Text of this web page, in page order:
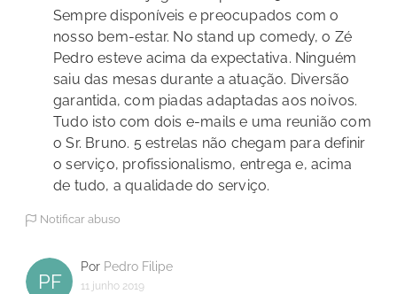
Sempre disponíveis e preocupados com o
nosso bem-estar. No stand up comedy, o Zé
Pedro esteve acima da expectativa. Ninguém
saiu das mesas durante a atuação. Diversão
garantida, com piadas adaptadas aos noivos.
Tudo isto com dois e-mails e uma reunião com
o Sr. Bruno. 5 estrelas não chegam para definir
o serviço, profissionalismo, entrega e, acima
de tudo, a qualidade do serviço.
Notificar abuso
PF
Por Pedro Filipe
11 junho 2019